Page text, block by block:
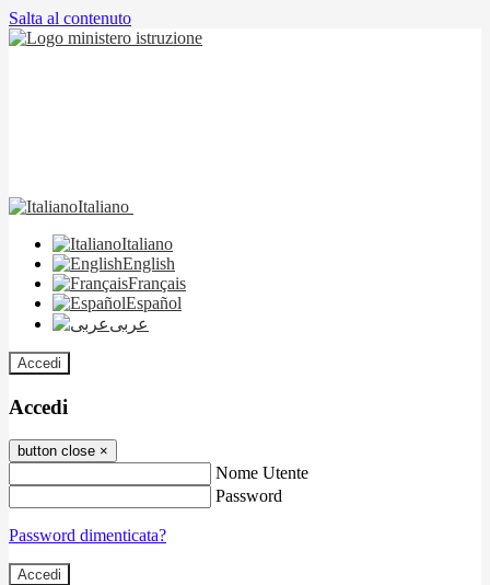
Salta al contenuto
Italiano
Italiano
English
Français
Español
عربى
Accedi
Accedi
button close ×
Nome Utente
Password
Password dimenticata?